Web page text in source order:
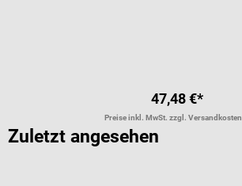
47,48 €*
Preise inkl. MwSt. zzgl. Versandkosten
Zuletzt angesehen